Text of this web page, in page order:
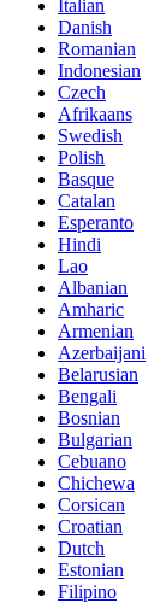
Italian
Danish
Romanian
Indonesian
Czech
Afrikaans
Swedish
Polish
Basque
Catalan
Esperanto
Hindi
Lao
Albanian
Amharic
Armenian
Azerbaijani
Belarusian
Bengali
Bosnian
Bulgarian
Cebuano
Chichewa
Corsican
Croatian
Dutch
Estonian
Filipino